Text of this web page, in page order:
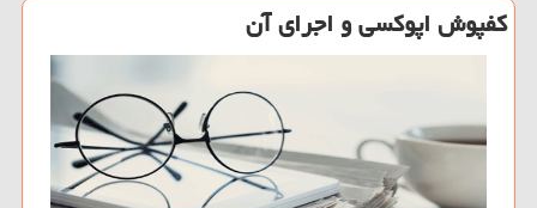
كفپوش اپوكسی و اجرای آن